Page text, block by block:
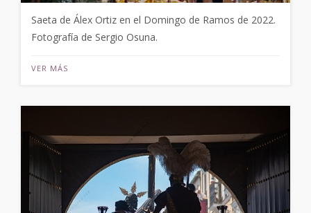
Saeta de Álex Ortiz en el Domingo de Ramos de 2022.
Fotografía de Sergio Osuna.
VER MÁS